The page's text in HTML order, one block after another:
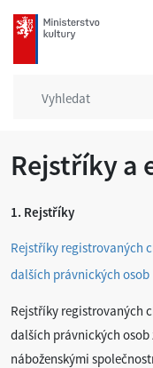
mkcr.cz
Rejstříky a
1. Rejstříky
Rejstříky registrovaných
dalších právnických osob
Rejstříky registrovaných
dalších právnických
náboženskými